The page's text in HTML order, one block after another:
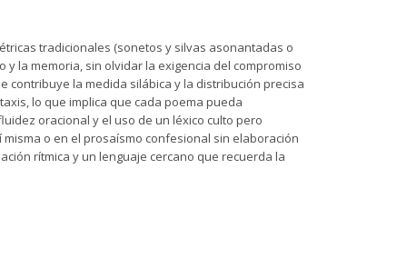
tradicionales (sonetos y silvas asonantadas o
la memoria, sin olvidar la exigencia del compromiso
contribuye la medida silábica y la distribución precisa
lo que implica que cada poema pueda
oracional y el uso de un léxico culto pero
o en el prosaísmo confesional sin elaboración
rítmica y un lenguaje cercano que recuerda la